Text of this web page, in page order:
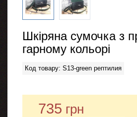
Шкіряна сумочка з
гарному кольорі
Код товару: S13-green рептилия
735 грн